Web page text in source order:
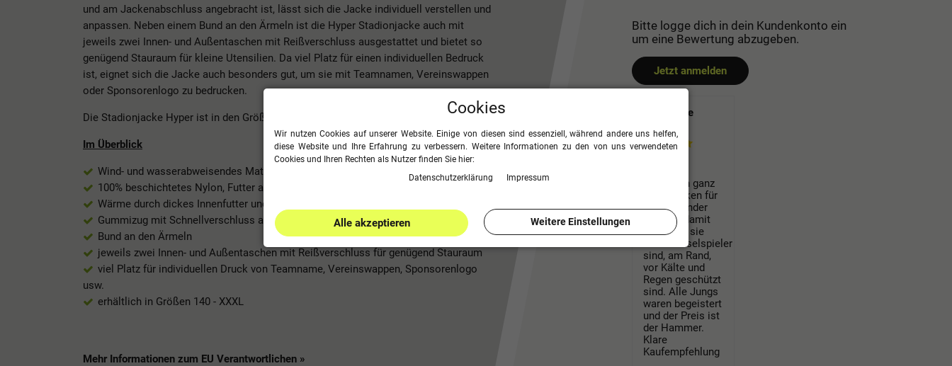
und am Jackenabschluss angebracht ist, lässt sich die Jacke individuell verstellen und
anpassen. Neben einem Bund an den Ärmeln ist die Hyper Stadionjacke auch mit
jeweils zwei Innen- und Außentaschen mit Reißverschluss ausgestattet und bietet so
genügend Stauraum für kleine Utensilien. Da viel Platz für einen individuellen Bedruck
ist, eignet sich die Jacke auch besonders gut, um sie mit Teamnamen, Vereinswappen
oder Sponsorenlogo zu bedrucken.
Die Stadionjacke Hyper ist in den Größen 140 - XXXL auf anstoss24.de erhältlich.
Im Überblick
Wind- und wasserabweisendes Material
100% beschichtetes Nylon, Futter aus 100% Polyester
Wärme durch dickes Innenfutter und Fleece
Gummizug mit Schnellverschluss an der Kapuze und am Jackenabschluss
Bund an den Ärmeln
jeweils zwei Innen- und Außentaschen mit Reißverschluss für genügend Stauraum
viel Platz für individuellen Druck von Teamname, Vereinswappen, Sponsorenlogo
usw.
erhältlich in Größen 140 - XXXL
Mehr Informationen zum EU Verantwortlichen »
Bitte logge dich in dein Kundenkonto ein
um eine Bewertung abzugeben.
Jetzt anmelden
Mega tolle
Wir haben ganz
viele Jacken für
unsere Kinder
bestellt, damit
sie, wenn sie
Auswechselspieler
sind, am Rand,
vor Kälte und
Regen geschützt
sind. Alle Jungs
waren begeistert
und der Preis ist
der Hammer.
Klare
Kaufempfehlung
Cookies
Wir nutzen Cookies auf unserer Website. Einige von diesen sind essenziell, während andere uns helfen,
diese Website und Ihre Erfahrung zu verbessern. Weitere Informationen zu den von uns verwendeten
Cookies und Ihren Rechten als Nutzer finden Sie hier:
Daten­schutz­erklärung
Impressum
Alle akzeptieren Weitere Einstellungen